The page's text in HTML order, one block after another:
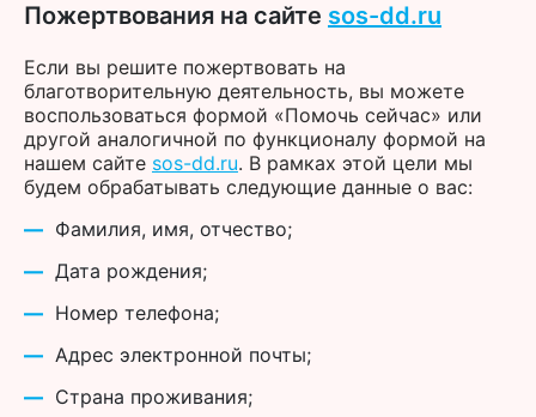
Пожертвования на сайте sos-dd.ru
Если вы решите пожертвовать на
благотворительную деятельность, вы можете
воспользоваться формой «Помочь сейчас» или
другой аналогичной по функционалу формой на
нашем сайте sos-dd.ru. В рамках этой цели мы
будем обрабатывать следующие данные о вас:
Фамилия, имя, отчество;
Дата рождения;
Номер телефона;
Адрес электронной почты;
Страна проживания;